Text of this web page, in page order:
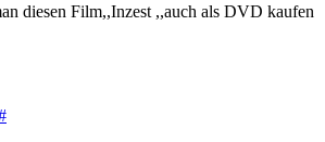
diesen Film,,Inzest ,,auch als DVD kaufen